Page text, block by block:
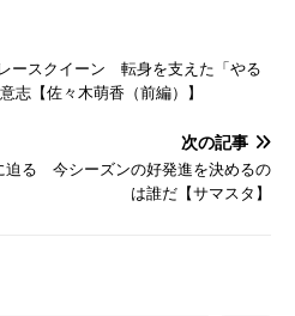
ースクイーン 転身を支えた「やる
志【佐々木萌香（前編）】
次の記事
迫る 今シーズンの好発進を決めるの
は誰だ【サマスタ】